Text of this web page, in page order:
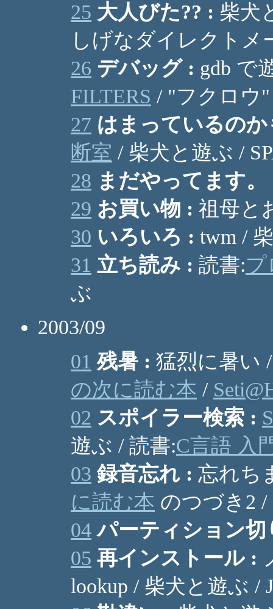
25 大人びた?? : 柴犬
しげなダイレクトメ
26 デバッグ : gdb で
FILTERS / "フクロウ
27 はまっているのか
断室 / 柴犬と遊ぶ /
28 まだやってます。
29 お買い物 : 祖母と
30 いろいろ : twm /
31 立ち読み : 読書:プ
ぶ
2003/09
01 残暑 : 猛烈に暑い
の次に読む本 /
02 スポイラー検索 :
遊ぶ / 読書:C言語 入
03 録音忘れ : 忘れち
に読む本 のつづき2 /
04 パーティション切
05 再インストール :
lookup / 柴犬と遊ぶ /